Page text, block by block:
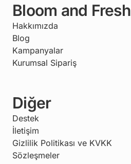
Bloom and Fresh
Hakkımızda
Blog
Kampanyalar
Kurumsal Sipariş
Diğer
Destek
İletişim
Gizlilik Politikası ve KVKK
Sözleşmeler